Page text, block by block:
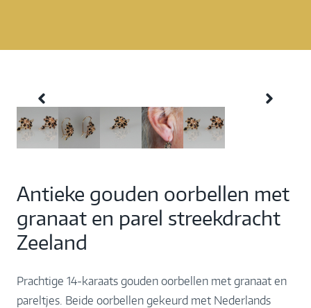
Antieke gouden oorbellen met
granaat en parel streekdracht
Zeeland
Prachtige 14-karaats gouden oorbellen met granaat en
pareltjes. Beide oorbellen gekeurd met Nederlands